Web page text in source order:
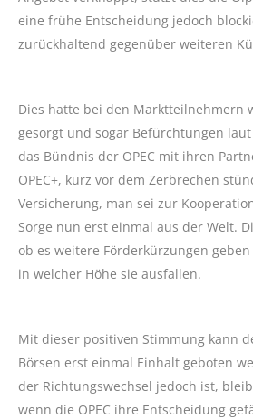
eine frühe Entscheidung jedoch
zurückhaltend gegenüber weiteren
Dies hatte bei den Marktteilnehmern
gesorgt und sogar Befürchtungen
das Bündnis der OPEC mit ihren
OPEC+, kurz vor dem Zerbrechen
Versicherung, man sei zur
Sorge nun erst einmal aus der Welt.
ob es weitere Förderkürzungen
in welcher Höhe sie ausfallen.
Mit dieser positiven Stimmung kann
Börsen erst einmal Einhalt geboten
der Richtungswechsel jedoch ist,
wenn die OPEC ihre Entscheidung